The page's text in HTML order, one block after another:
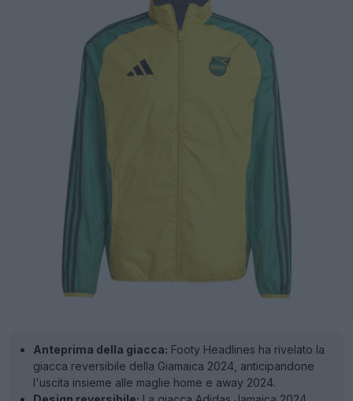
Anteprima della giacca: Footy Headlines ha rivelato la
giacca reversibile della Giamaica 2024, anticipandone
l'uscita insieme alle maglie home e away 2024.